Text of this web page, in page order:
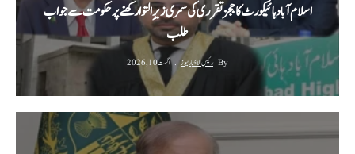
اسلام آباد ہائیکورٹ کا ججز تقرری کی سمری زیرِ التوا رکھنے پر حکومت سے جواب
طلب
By رئیس الاخبار نیوز اگست 10, 2026